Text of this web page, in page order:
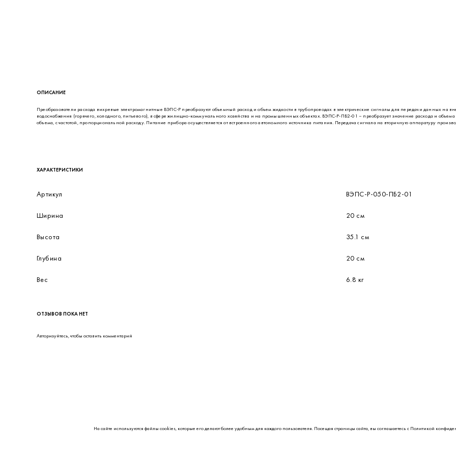
ОПИСАНИЕ
Преобразователи расхода вихревые электромагнитные ВЭПС-Р преобразуют объемный расход и объем жидкости в трубопроводах в электрические сигналы для передачи данных на
водоснабжения (горячего, холодного, питьевого), в сфере жилищно-коммунального хозяйства и на промышленных объектах. ВЭПС-Р-ПБ2-01 – преобразует значение расхода и
объема, с частотой, пропорциональной расходу. Питание прибора осуществляется от встроенного автономного источника питания. Передача сигнала на вторичную аппаратуру
ХАРАКТЕРИСТИКИ
Артикул ВЭПС-Р-050-ПБ2-01
Ширина 20 см
Высота 35.1 см
Глубина 20 см
Вес 6.8 кг
ОТЗЫВОВ ПОКА НЕТ
Авторизуйтесь, чтобы оставить комментарий
На сайте используются файлы cookies, которые его делают более удобным для каждого пользователя. Посещая страницы сайта, вы соглашаетесь с Политикой